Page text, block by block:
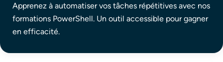
Apprenez à automatiser vos tâches répétitives avec nos
formations PowerShell. Un outil accessible pour gagner
en efficacité.